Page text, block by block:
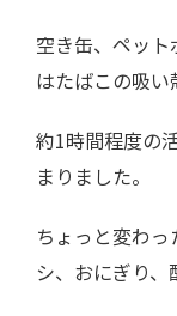
空き缶、ペッ
はたばこの吸い
約1時間程度の
まりました。
ちょっと変わ
シ、おにぎり、